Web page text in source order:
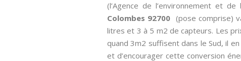
(l’Agence de l’environnement et
Colombes 92700 (pose comprise)
litres et 3 à 5 m2 de capteurs. Les
quand 3m2 suffisent dans le Sud, il
et d’encourager cette conversion